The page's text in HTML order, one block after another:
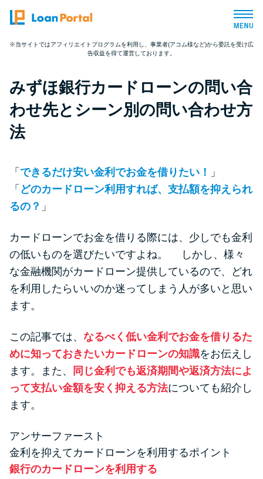
トップページ
おすすめコンテンツ
バレずに借りたい方向け
審査が不安な方向け
便利なコンテンツ
カードローンQ&A
特集ページ
カードローンの見直しで40万円
得した話
※当サイトではアフィリエイトプログラムを利用し、事業者(アコム様など)から委託を受け広
告収益を得て運営しております。
みずほ銀行カードローンの問い合
わせ先とシーン別の問い合わせ方
法
「 できるだけ安い金利でお金を借りたい！
」
「 どのカードローン利用すれば、支払額を抑えられ
るの？ 」
カードローンでお金を借りる際には、少しでも金利
の低いものを選びたいですよね。 しかし、様々
な金融機関がカードローン提供しているので、どれ
を利用したらいいのか迷ってしまう人が多いと思い
ます。
この記事では、 なるべく低い金利でお金を借りるた
めに知っておきたいカードローンの知識をお伝えし
ます。また、
同じ金利でも返済期間や返済方法によ
って支払い金額を安く抑える方法についても紹介し
ます。
アンサーファースト
金利を抑えてカードローンを利用するポイント
銀行のカードローンを利用する